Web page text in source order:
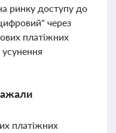
ринку доступу до
через
платіжних
платіжних